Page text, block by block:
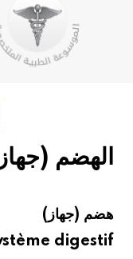
الهضم
هضم (جهاز)
digestif